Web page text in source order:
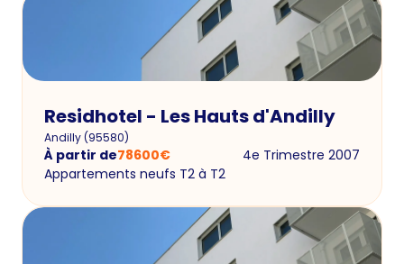
Residhotel - Les Hauts d'Andilly
Andilly(95580)
À partir de78600€
4e Trimestre 2007
Appartements neufs T2 à T2